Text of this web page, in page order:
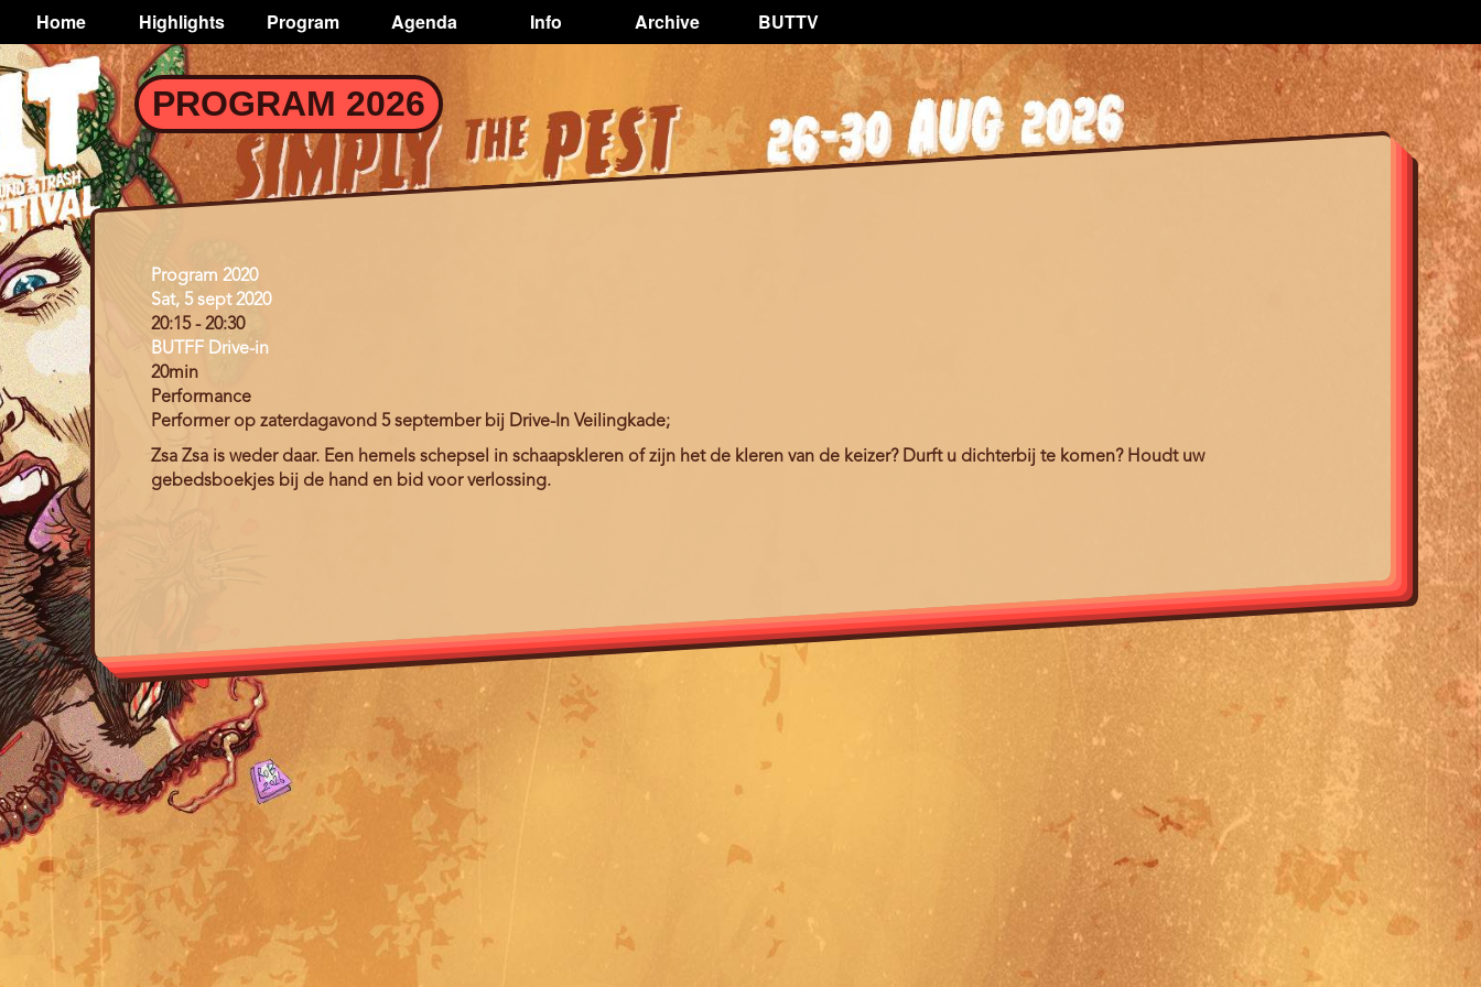
Skip
main
content
Main
navigation
Home Highlights Program Agenda Info Archive BUTTV
TOGGLE
PROGRAM 2026
Program
Program 2020
Day
Sat, 5 sept 2020
20:15-20:30
BUTFF Drive-in
20min
Performance
Performer op zaterdagavond 5 september bij Drive-In Veilingkade;
Zsa Zsa is weder daar. Een hemels schepsel in schaapskleren of zijn het de kleren van de keizer? Durft u dichterbij te komen? Houdt uw
gebedsboekjes bij de hand en bid voor verlossing.